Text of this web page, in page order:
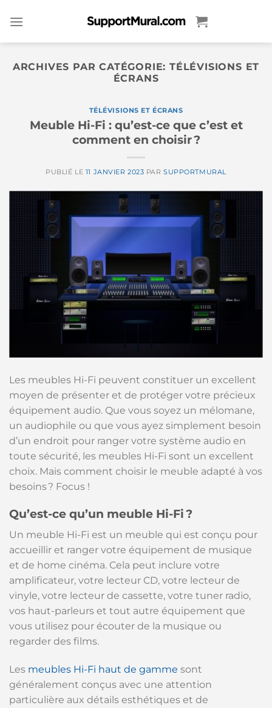
au
ARCHIVES PAR CATÉGORIE: TÉLÉVISIONS ET
ÉCRANS
TÉLÉVISIONS ET ÉCRANS
Meuble Hi-Fi : qu’est-ce que c’est et
comment en choisir ?
PUBLIÉ LE 11 JANVIER 2023 PARSUPPORTMURAL
Les meubles Hi-Fi peuvent constituer un excellent
moyen de présenter et de protéger votre précieux
équipement audio. Que vous soyez un mélomane,
un audiophile ou que vous ayez simplement besoin
d’un endroit pour ranger votre système audio en
toute sécurité, les meubles Hi-Fi sont un excellent
choix. Mais comment choisir le meuble adapté à vos
besoins ? Focus !
Qu’est-ce qu’un meuble Hi-Fi ?
Un meuble Hi-Fi est un meuble qui est conçu pour
accueillir et ranger votre équipement de musique
et de home cinéma. Cela peut inclure votre
amplificateur, votre lecteur CD, votre lecteur de
vinyle, votre lecteur de cassette, votre tuner radio,
vos haut-parleurs et tout autre équipement que
vous utilisez pour écouter de la musique ou
regarder des films.
Les meubles Hi-Fi haut de gamme sont
généralement conçus avec une attention
particulière aux détails esthétiques et de